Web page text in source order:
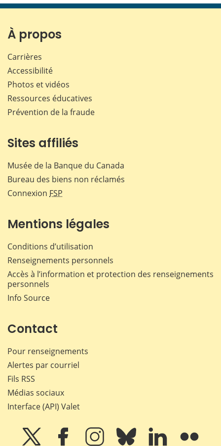
page page page page
À propos
Carrières
Accessibilité
Photos et vidéos
Ressources éducatives
Prévention de la fraude
Sites affiliés
Musée de la Banque du Canada
Bureau des biens non réclamés
Connexion FSP
Mentions légales
Conditions d’utilisation
Renseignements personnels
Accès à l’information et protection des renseignements
personnels
Info Source
Contact
Pour renseignements
Alertes par courriel
Fils RSS
Médias sociaux
Interface (API) Valet